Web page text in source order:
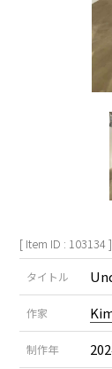
[ Item ID : 103134 ]
タイトル
作家
制作年